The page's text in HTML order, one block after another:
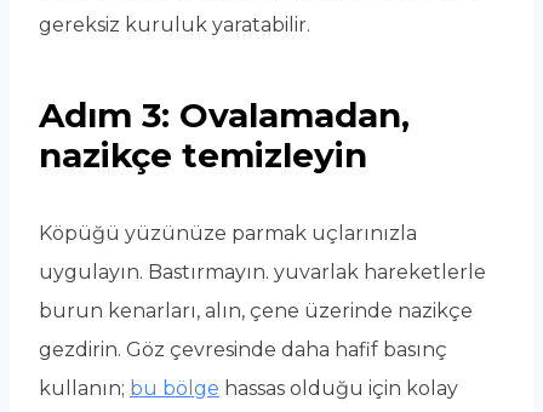
gereksiz kuruluk yaratabilir.
Adım 3: Ovalamadan,
nazikçe temizleyin
Köpüğü yüzünüze parmak uçlarınızla
uygulayın. Bastırmayın. yuvarlak hareketlerle
burun kenarları, alın, çene üzerinde nazikçe
gezdirin. Göz çevresinde daha hafif basınç
kullanın; bu bölge hassas olduğu için kolay